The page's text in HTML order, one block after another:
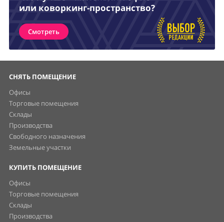
или коворкинг-пространство?
Смотреть
СНЯТЬ ПОМЕЩЕНИЕ
Офисы
Торговые помещения
Склады
Производства
Свободного назначения
Земельные участки
КУПИТЬ ПОМЕЩЕНИЕ
Офисы
Торговые помещения
Склады
Производства